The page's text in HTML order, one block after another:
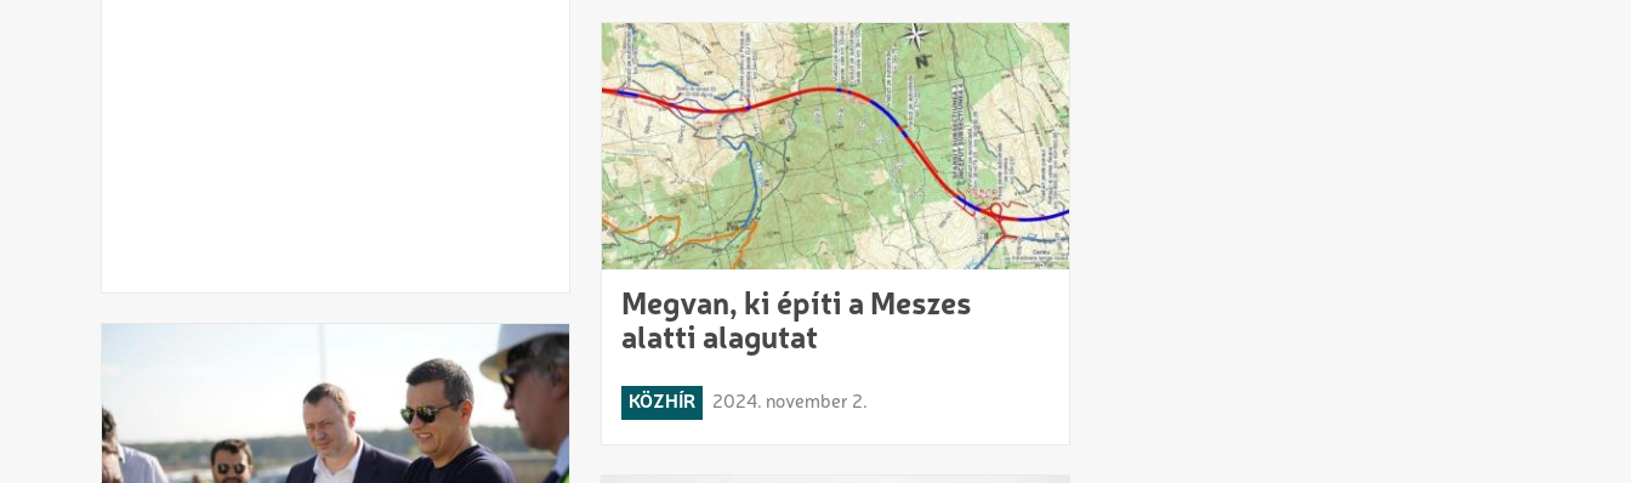
Megvan, ki építi a Meszes
alatti alagutat
KÖZHÍR 2024. november 2.